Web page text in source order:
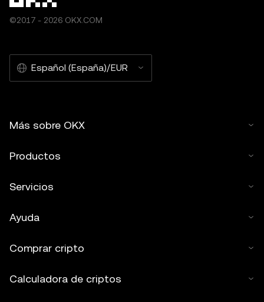
©2017 - 2026 OKX.COM
Español (España)/EUR
Más sobre OKX
Productos
Servicios
Ayuda
Comprar cripto
Calculadora de criptos